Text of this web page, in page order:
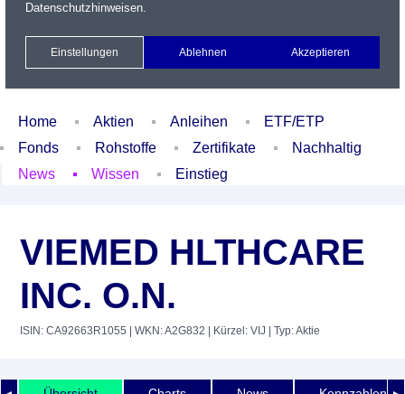
Xetra Realtime
Watchlist Portfolio Login
Home Aktien Anleihen
ETF/ETP
Fonds
Rohstoffe Zertifikate
Nachhaltig
News
Wissen Einstieg
VIEMED HLTHCARE
INC. O.N.
ISIN: CA92663R1055 | WKN: A2G832 | Kürzel: VIJ | Typ: Aktie
Datenschutzhinweisen.
Einstellungen Ablehnen Akzeptieren